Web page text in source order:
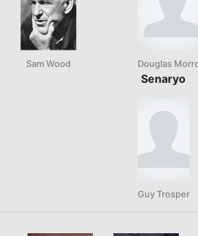
Sam Wood Douglas
Senaryo
Guy Trosper